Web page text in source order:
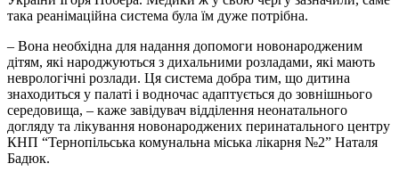
така реанімаційна система була їм дуже потрібна.
– Вона необхідна для надання допомоги новонародженим
дітям, які народжуються з дихальними розладами, які мають
неврологічні розлади. Ця система добра тим, що дитина
знаходиться у палаті і водночас адаптується до зовнішнього
середовища, – каже завідувач відділення неонатального
догляду та лікування новонароджених перинатального центру
КНП “Тернопільська комунальна міська лікарня №2” Наталя
Бадюк.